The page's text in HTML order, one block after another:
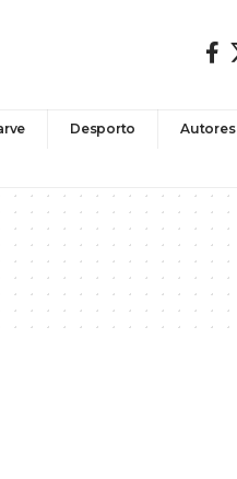
Desporto Autores